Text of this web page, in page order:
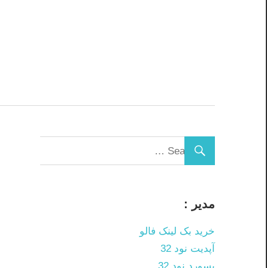
مدیر :
خرید بک لینک فالو
آپدیت نود 32